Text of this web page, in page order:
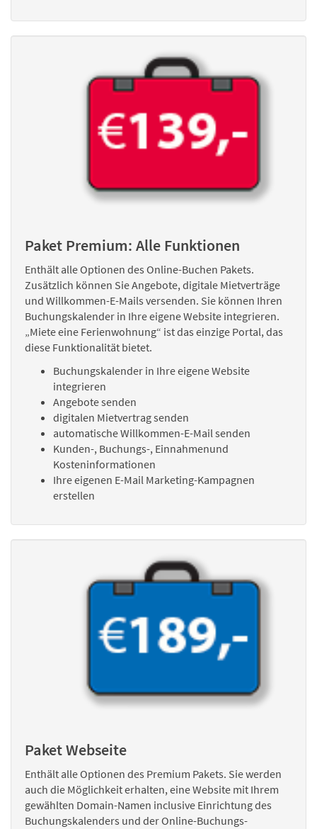
Paket Premium: Alle Funktionen
Enthält alle Optionen des Online-Buchen Pakets.
Zusätzlich können Sie Angebote, digitale Mietverträge
und Willkommen-E-Mails versenden. Sie können Ihren
Buchungskalender in Ihre eigene Website integrieren.
„Miete eine Ferienwohnung“ ist das einzige Portal, das
diese Funktionalität bietet.
Buchungskalender in Ihre eigene Website
integrieren
Angebote senden
digitalen Mietvertrag senden
automatische Willkommen-E-Mail senden
Kunden-, Buchungs-, Einnahmenund
Kosteninformationen
Ihre eigenen E-Mail Marketing-Kampagnen
erstellen
Paket Webseite
Enthält alle Optionen des Premium Pakets. Sie werden
auch die Möglichkeit erhalten, eine Website mit Ihrem
gewählten Domain-Namen inclusive Einrichtung des
Buchungskalenders und der Online-Buchungs-